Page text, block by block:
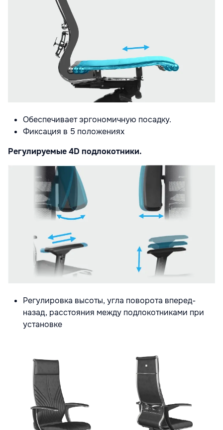
Обеспечивает эргономичную посадку.
Фиксация в 5 положениях
Регулируемые 4D подлокотники.
Регулировка высоты, угла поворота вперед-
назад, расстояния между подлокотниками при
установке